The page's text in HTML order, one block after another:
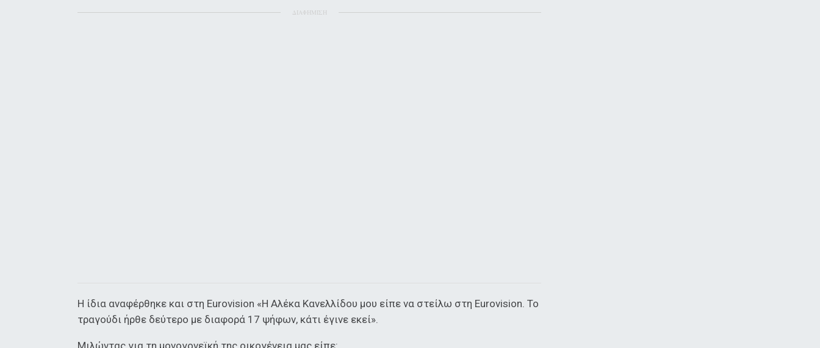
ΔΙΑΦΗΜΙΣΗ
Η ίδια αναφέρθηκε και στη Eurovision «Η Αλέκα Κανελλίδου μου είπε να στείλω στη Eurovision. Το
τραγούδι ήρθε δεύτερο με διαφορά 17 ψήφων, κάτι έγινε εκεί».
Μιλώντας για τη μονογονεϊκή της οικογένεια μας είπε: